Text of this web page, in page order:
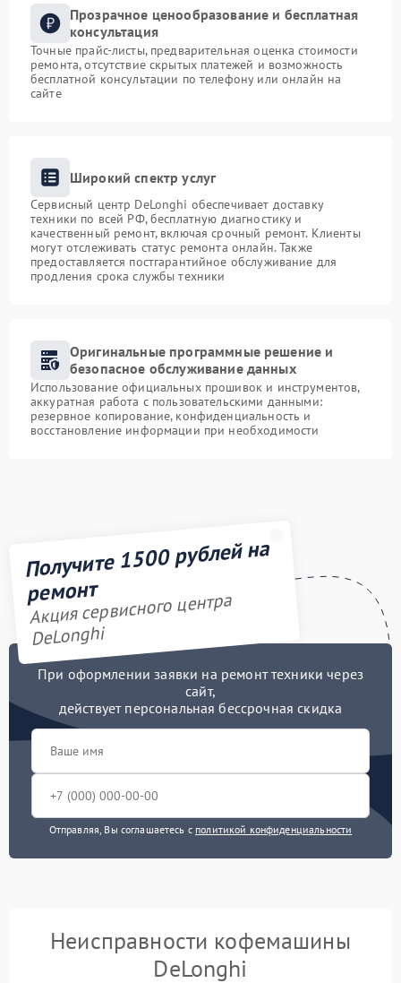
Прозрачное ценообразование и бесплатная
консультация
Точные прайс-листы, предварительная оценка стоимости
ремонта, отсутствие скрытых платежей и возможность
бесплатной консультации по телефону или онлайн на
сайте
Широкий спектр услуг
Сервисный центр DeLonghi обеспечивает доставку
техники по всей РФ, бесплатную диагностику и
качественный ремонт, включая срочный ремонт. Клиенты
могут отслеживать статус ремонта онлайн. Также
предоставляется постгарантийное обслуживание для
продления срока службы техники
Оригинальные программные решение и
безопасное обслуживание данных
Использование официальных прошивок и инструментов,
аккуратная работа с пользовательскими данными:
резервное копирование, конфиденциальность и
восстановление информации при необходимости
Получите 1500 рублей на
ремонт
Акция сервисного центра
DeLonghi
При оформлении заявки на ремонт техники через
сайт,
действует персональная бессрочная скидка
Отправляя, Вы соглашаетесь с политикой конфиденциальности
Неисправности кофемашины
DeLonghi